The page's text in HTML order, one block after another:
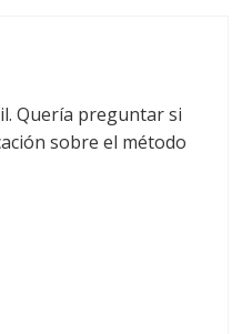
Quería preguntar si
sobre el método